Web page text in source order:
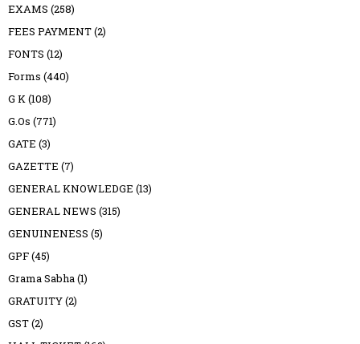
EXAMS (258)
FEES PAYMENT(2)
FONTS (12)
Forms (440)
G K(108)
G.Os (771)
GATE (3)
GAZETTE (7)
GENERAL KNOWLEDGE (13)
GENERAL NEWS (315)
GENUINENESS (5)
GPF(45)
Grama Sabha(1)
GRATUITY(2)
GST(2)